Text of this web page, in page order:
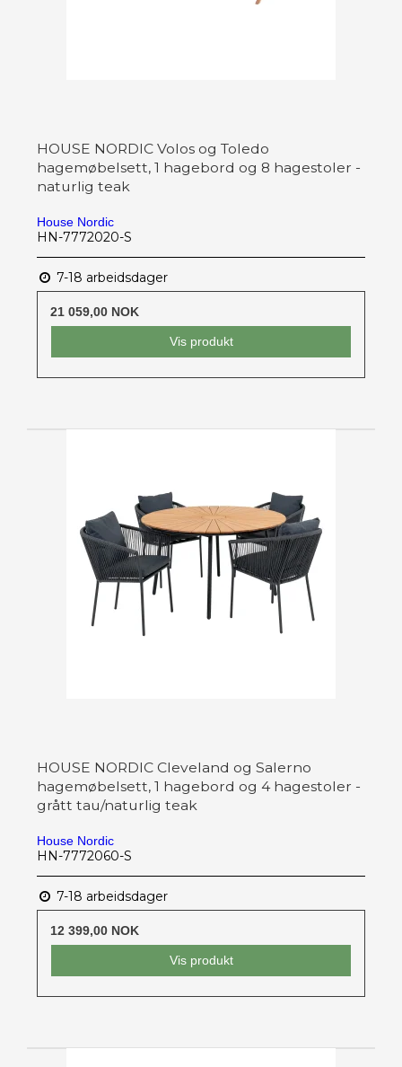
HOUSE NORDIC Volos og Toledo
hagemøbelsett, 1 hagebord og 8 hagestoler -
naturlig teak
House Nordic
HN-7772020-S
7-18 arbeidsdager
21 059,00 NOK
Vis produkt
HOUSE NORDIC Cleveland og Salerno
hagemøbelsett, 1 hagebord og 4 hagestoler -
grått tau/naturlig teak
House Nordic
HN-7772060-S
7-18 arbeidsdager
12 399,00 NOK
Vis produkt